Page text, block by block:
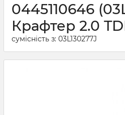
0445110646
Крафтер 2.0
сумісність з: 03L130277J